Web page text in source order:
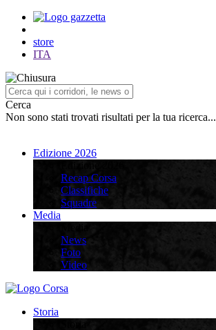
store
ITA
Cerca
Non sono stati trovati risultati per la tua ricerca...
Edizione 2026
Recap Corsa
Classifiche
Squadre
Media
News
Foto
Video
Storia